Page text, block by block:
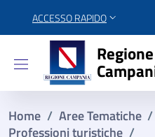
ACCESSO RAPIDO
Regione
Home / Aree Tematiche /
Professioni turistiche /